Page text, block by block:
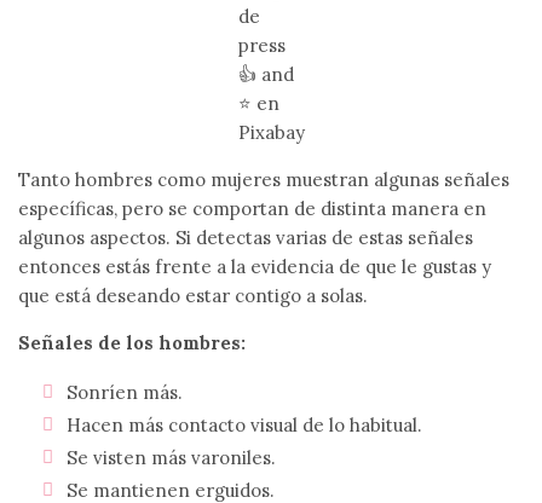
de
press
👍 and
⭐ en
Pixabay
Tanto hombres como mujeres muestran algunas señales
específicas, pero se comportan de distinta manera en
algunos aspectos. Si detectas varias de estas señales
entonces estás frente a la evidencia de que le gustas y
que está deseando estar contigo a solas.
Señales de los hombres:
Sonríen más.
Hacen más contacto visual de lo habitual.
Se visten más varoniles.
Se mantienen erguidos.